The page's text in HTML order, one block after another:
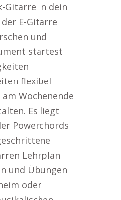
Gitarre in dein
E-Gitarre
und
startest
flexibel
Wochenende
Es liegt
Powerchords
Lehrplan
und Übungen
oder